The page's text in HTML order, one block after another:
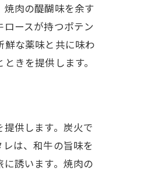
肉の醍醐味を余す
ースが持つポテン
鮮な薬味と共に味わ
きを提供します。
供します。炭火で
は、和牛の旨味を
誘います。焼肉の